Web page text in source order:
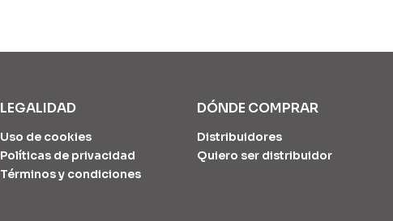
LEGALIDAD
Uso de cookies
Políticas de privacidad
Términos y condiciones
DÓNDE COMPRAR
Distribuidores
Quiero ser distribuidor